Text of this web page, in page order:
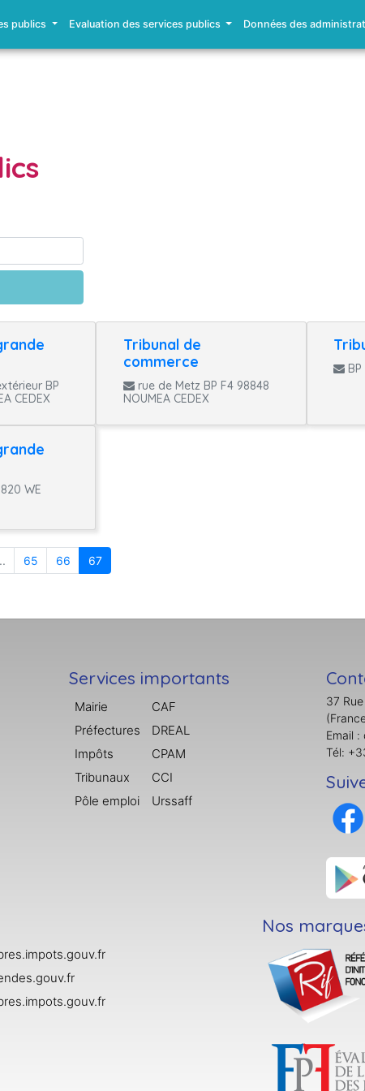
publics Evaluation des services publics Données des
BP
CEDEX
Tribunal de
commerce
rue de Metz BP F4 98848
NOUMEA CEDEX
WE
65 66 67
Services importants
Mairie
Préfectures
Impôts
Tribunaux
Pôle emploi
CAF
DREAL
CPAM
CCI
Urssaff
37
Email
Tél:
Nos